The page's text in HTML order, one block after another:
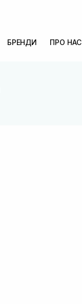
БРЕНДИ ПРО НАС